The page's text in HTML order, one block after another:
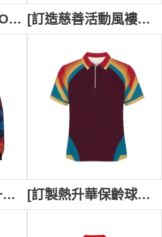
[設計男裝保齡球POLO衫]｜保齡球比賽運動衫｜輕便透氣｜健身運動、戶外跑步、休閒穿搭｜ P1642 [訂造慈善活動風褸外套]｜ 自訂LOGO熱升華風褸｜ 百萬行熱升華風褸 金屬拉鏈 J1098
[網上下單訂製熱升華風褸外套]｜ 黑色企領熱升華風褸｜ 百萬行團體熱升華風褸 J1151 [訂製熱升華保齡球服裝] | 設計男女裝保齡球衫 | 保齡球比賽衫 | 保齡球團體衫訂做 P1641